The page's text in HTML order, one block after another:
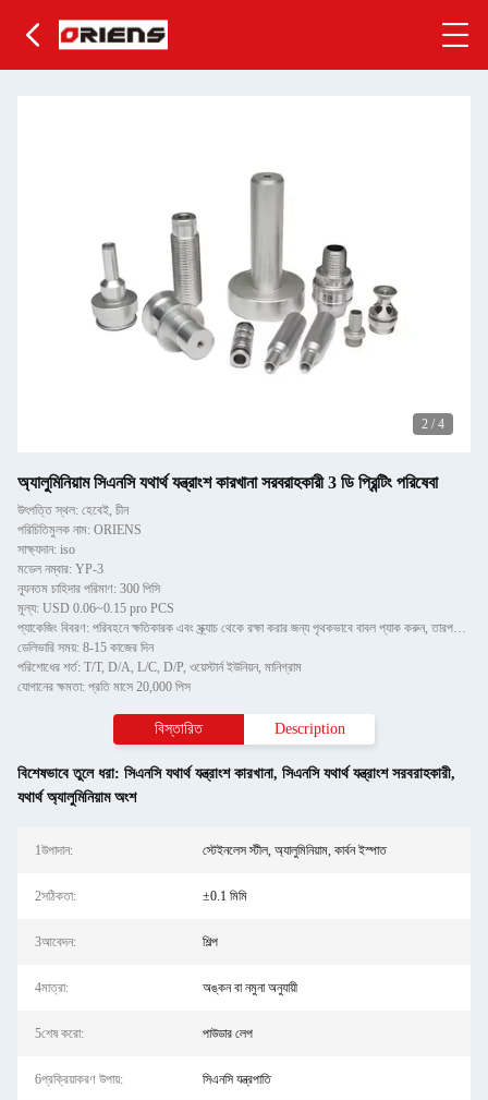
2 / 4
অ্যালুমিনিয়াম সিএনসি যথার্থ যন্ত্রাংশ কারখানা সরবরাহকারী 3 ডি প্রিন্টিং পরিষেবা
উৎপত্তি স্থল: হেবেই, চীন
পরিচিতিমুলক নাম: ORIENS
সাক্ষ্যদান: iso
মডেল নম্বার: YP-3
ন্যূনতম চাহিদার পরিমাণ: 300 পিসি
মূল্য: USD 0.06~0.15 pro PCS
প্যাকেজিং বিবরণ: পরিবহনে ক্ষতিকারক এবং স্ক্র্যাচ থেকে রক্ষা করার জন্য পৃথকভাবে বাবল প্যাক করুন, তারপরে শক্ত কাগজে
ডেলিভারি সময়: 8-15 কাজের দিন
পরিশোধের শর্ত: T/T, D/A, L/C, D/P, ওয়েস্টার্ন ইউনিয়ন, মানিগ্রাম
যোগানের ক্ষমতা: প্রতি মাসে 20,000 পিস
বিস্তারিত Description
বিশেষভাবে তুলে ধরা: সিএনসি যথার্থ যন্ত্রাংশ কারখানা, সিএনসি যথার্থ যন্ত্রাংশ সরবরাহকারী,
যথার্থ অ্যালুমিনিয়াম অংশ
1উপাদান: স্টেইনলেস স্টীল, অ্যালুমিনিয়াম, কার্বন ইস্পাত
2সঠিকতা: ±0.1 মিমি
3আবেদন: শিল্প
4মাত্রা: অঙ্কন বা নমুনা অনুযায়ী
5শেষ করো: পাউডার লেপ
6প্রক্রিয়াকরণ উপায়: সিএনসি যন্ত্রপাতি